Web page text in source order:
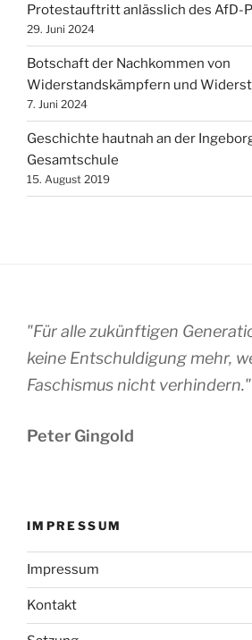
Protestauftritt anlässlich des AfD-
29. Juni 2024
Botschaft der Nachkommen von
Widerstandskämpfern und
7. Juni 2024
Geschichte hautnah an der
Gesamtschule
15. August 2019
"Für alle zukünftigen
keine Entschuldigung mehr,
Faschismus nicht verhindern."
Peter Gingold
IMPRESSUM
Impressum
Kontakt